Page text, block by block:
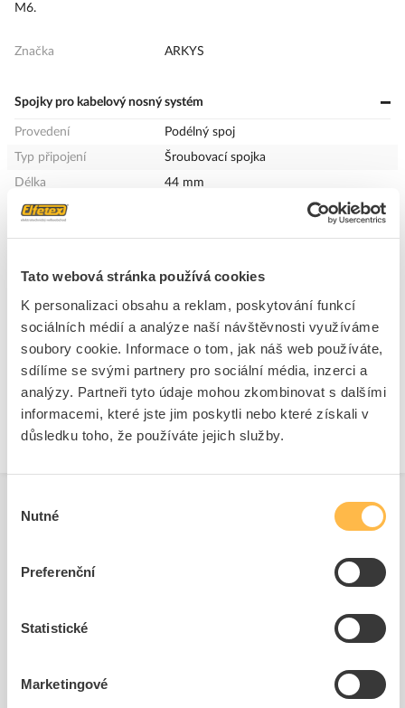
Tato webová stránka používá cookies
K personalizaci obsahu a reklam, poskytování funkcí
sociálních médií a analýze naší návštěvnosti využíváme
soubory cookie. Informace o tom, jak náš web používáte,
sdílíme se svými partnery pro sociální média, inzerci a
analýzy. Partneři tyto údaje mohou zkombinovat s dalšími
informacemi, které jste jim poskytli nebo které získali v
důsledku toho, že používáte jejich služby.
souhlasu
Nutné
Preferenční
Statistické
Marketingové
M6.
Značka ARKYS
Spojky pro kabelový nosný systém
Provedení
Podélný spoj
Typ připojení
Šroubovací spojka
Délka
44 mm
Vhodné pro mřížkový žlab
Technické dokumenty
Technická specifikace.pdf